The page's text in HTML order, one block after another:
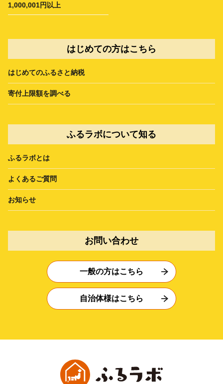
1,000,001円以上
はじめての方はこちら
はじめてのふるさと納税
寄付上限額を調べる
ふるラボについて知る
ふるラボとは
よくあるご質問
お知らせ
お問い合わせ
一般の方はこちら
自治体様はこちら